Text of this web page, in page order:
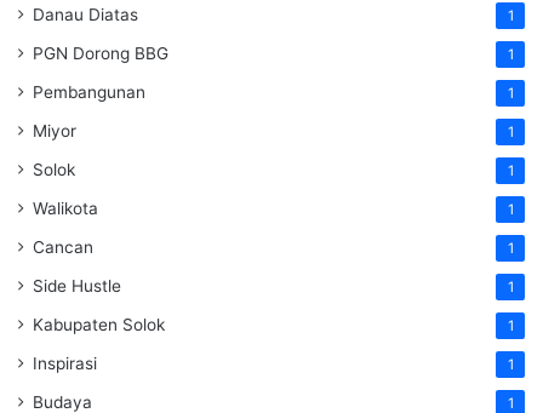
Danau Diatas 1
PGN Dorong BBG 1
Pembangunan 1
Miyor 1
Solok 1
Walikota 1
Cancan 1
Side Hustle 1
Kabupaten Solok 1
Inspirasi 1
Budaya 1